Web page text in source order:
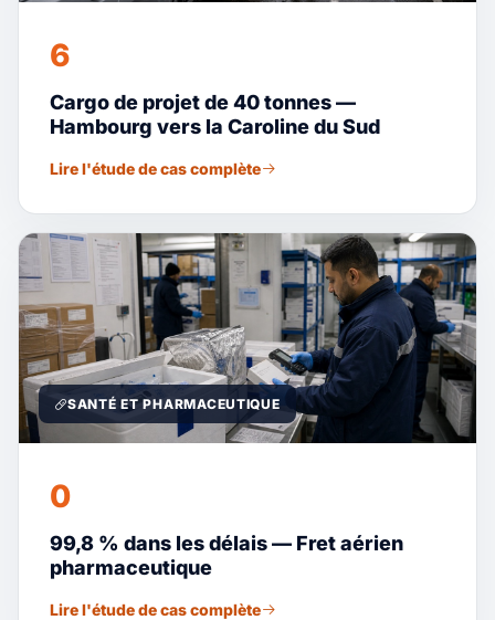
6
Cargo de projet de 40 tonnes —
Hambourg vers la Caroline du Sud
Lire l'étude de cas complète
SANTÉ ET PHARMACEUTIQUE
0
99,8 % dans les délais — Fret aérien
pharmaceutique
Lire l'étude de cas complète